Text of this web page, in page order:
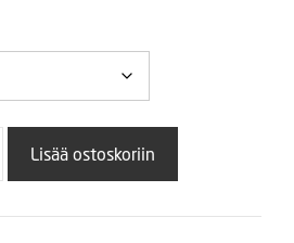
Ruiskaunokki
Gem
Lisää ostoskoriin